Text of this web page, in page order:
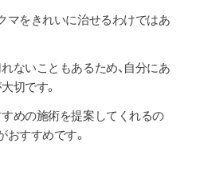
マをきれいに治せるわけではあ
ないこともあるため、自分にあ
切です。
めの施術を提案してくれるの
おすすめです。